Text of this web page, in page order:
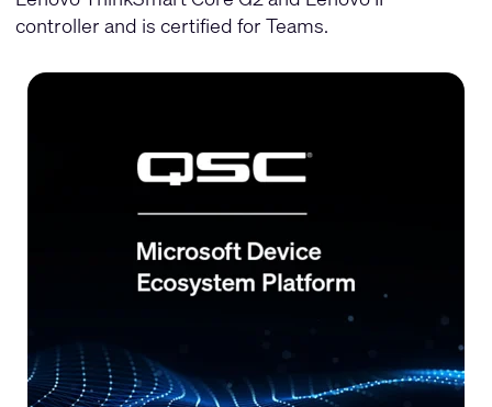
controller and is certified for Teams.